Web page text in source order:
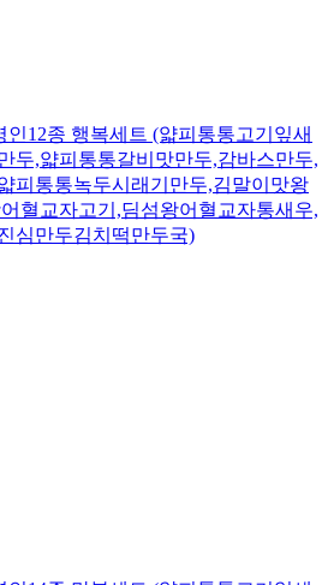
인12종 행복세트 (얇피통통고기잎새
두,얇피통통갈비맛만두,감바스만두,
피통통녹두시래기만두,김말이맛왕
혈교자고기,딤섬왕어혈교자통새우,
심만두김치떡만두국)